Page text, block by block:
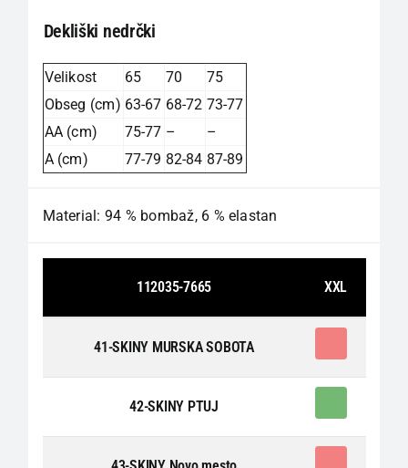
Dekliški nedrčki
Velikost 65 70
75
Obseg (cm) 63-67 68-72 73-77
AA (cm)
75-77 –
–
A (cm)
77-79 82-84 87-89
Material: 94 % bombaž, 6 % elastan
112035-7665 XXL
41-SKINY MURSKA SOBOTA
42-SKINY PTUJ